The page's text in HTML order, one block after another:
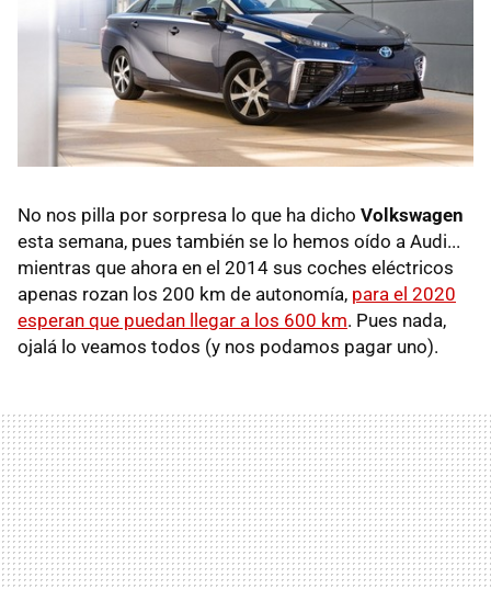
No nos pilla por sorpresa lo que ha dicho Volkswagen
esta semana, pues también se lo hemos oído a Audi...
mientras que ahora en el 2014 sus coches eléctricos
apenas rozan los 200 km de autonomía, para el 2020
esperan que puedan llegar a los 600 km. Pues nada,
ojalá lo veamos todos (y nos podamos pagar uno).